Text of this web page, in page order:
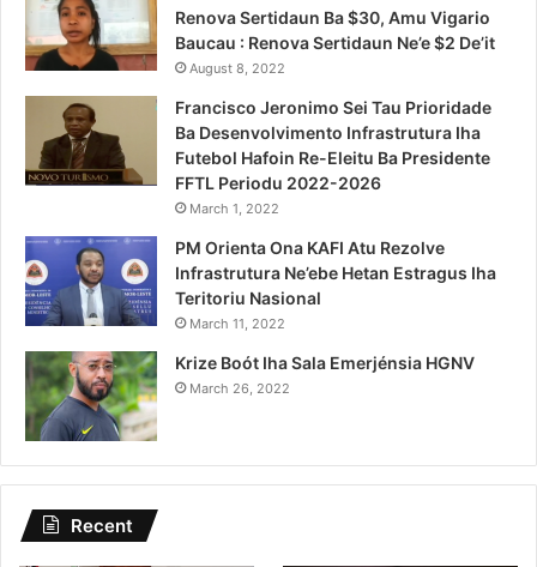
Renova Sertidaun Ba $30, Amu Vigario
Baucau : Renova Sertidaun Ne’e $2 De’it
August 8, 2022
Francisco Jeronimo Sei Tau Prioridade
Ba Desenvolvimento Infrastrutura Iha
Futebol Hafoin Re-Eleitu Ba Presidente
FFTL Periodu 2022-2026
March 1, 2022
PM Orienta Ona KAFI Atu Rezolve
Infrastrutura Ne’ebe Hetan Estragus Iha
Teritoriu Nasional
March 11, 2022
Krize Boót Iha Sala Emerjénsia HGNV
March 26, 2022
Recent